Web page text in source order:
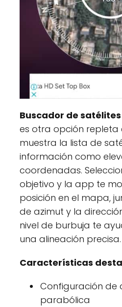
Buscador de
es otra opción repleta
muestra la lista de
información como
coordenadas.
objetivo y la app te
posición en el mapa,
de azimut y la
nivel de burbuja te
una alineación precisa.
Características
Configuración de
parabólica